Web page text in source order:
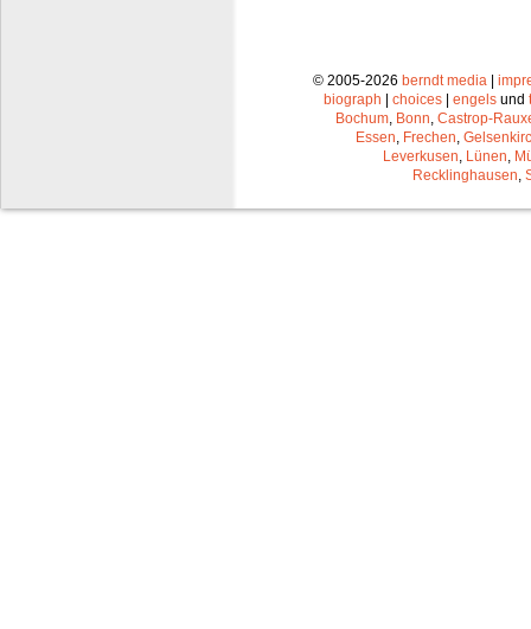
© 2005-2026 berndt media |
biograph | choices | engels und
Bochum Bonn Castrop-
Essen Frechen
Leverkusen Lünen
Recklinghausen